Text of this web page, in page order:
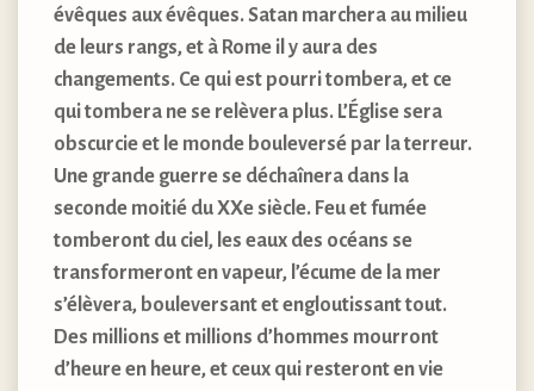
évêques aux évêques. Satan marchera au milieu
de leurs rangs, et à Rome il y aura des
changements. Ce qui est pourri tombera, et ce
qui tombera ne se relèvera plus. L’Église sera
obscurcie et le monde bouleversé par la terreur.
Une grande guerre se déchaînera dans la
seconde moitié du XXe siècle. Feu et fumée
tomberont du ciel, les eaux des océans se
transformeront en vapeur, l’écume de la mer
s’élèvera, bouleversant et engloutissant tout.
Des millions et millions d’hommes mourront
d’heure en heure, et ceux qui resteront en vie